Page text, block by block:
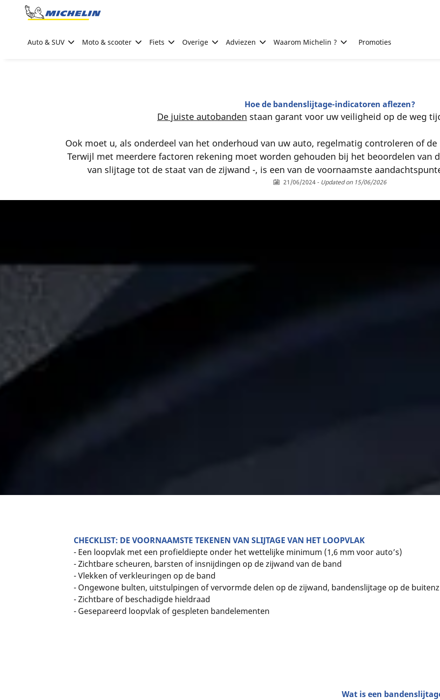
Go to page content
Auto & SUV Moto & scooter Fiets Overige Adviezen Waarom Michelin ? Promoties
Hoe de bandenslijtage-indicatoren aflezen?
De juiste autobanden staan garant voor uw veiligheid op de weg
Ook moet u, als onderdeel van het onderhoud van uw auto, regelmatig controleren of
Terwijl met meerdere factoren rekening moet worden gehouden bij het beoordelen van
van slijtage tot de staat van de zijwand -, is een van de voornaamste
21/06/2024- Updated on 15/06/2026
CHECKLIST: DE VOORNAAMSTE TEKENEN VAN SLIJTAGE VAN HET LOOPVLAK
- Een loopvlak met een profieldiepte onder het wettelijke minimum (1,6 mm voor auto’s)
- Zichtbare scheuren, barsten of insnijdingen op de zijwand van de band
- Vlekken of verkleuringen op de band
- Ongewone bulten, uitstulpingen of vervormde delen op de zijwand, bandenslijtage op de
- Zichtbare of beschadigde hieldraad
- Gesepareerd loopvlak of gespleten bandelementen
Wat is een